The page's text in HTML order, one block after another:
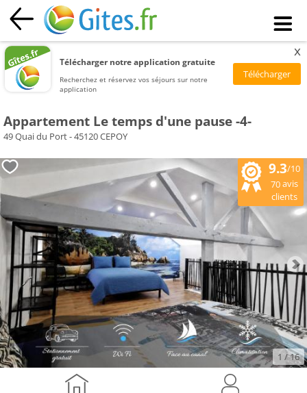
Télécharger notre application gratuite
Recherchez et réservez vos séjours sur notre
application
x
Appartement Le temps d'une pause -4-
49 Quai du Port - 45120 CEPOY
9.3/10
70avis
clients
1 / 16